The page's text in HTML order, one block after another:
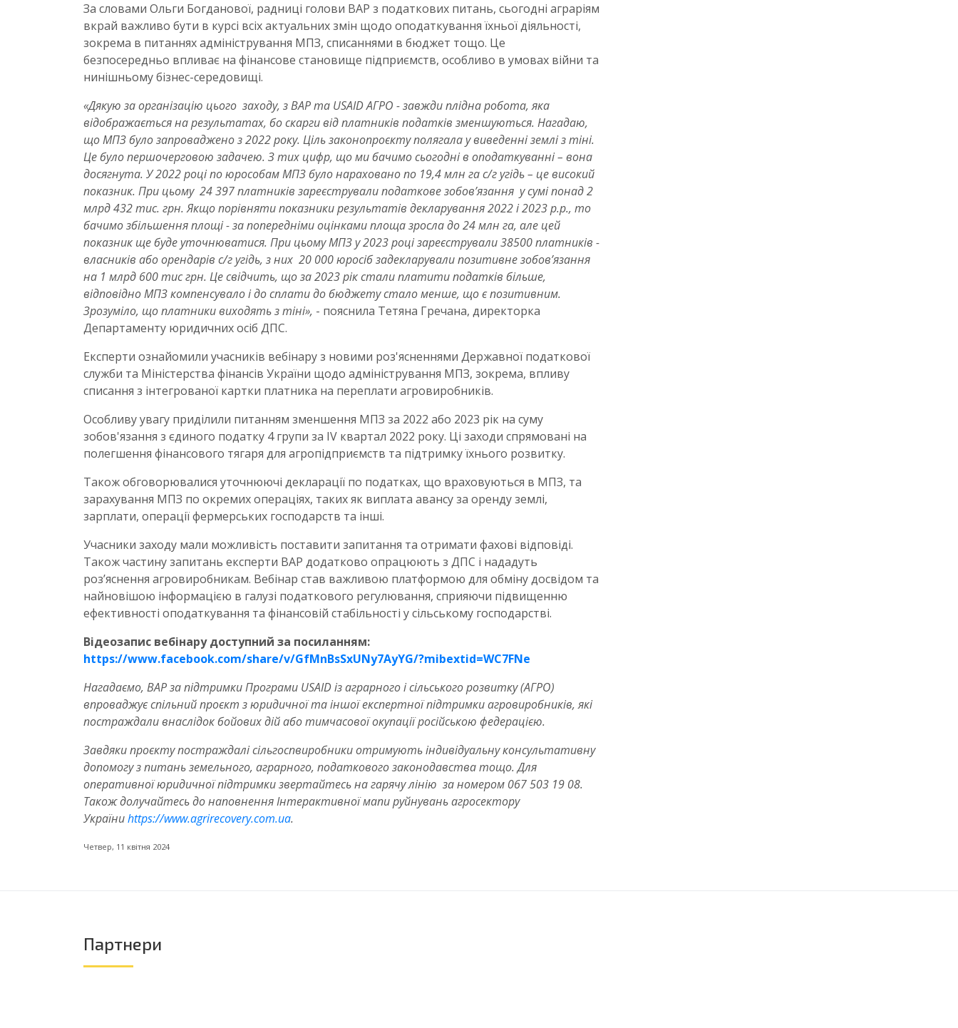
За словами Ольги Богданової, радниці голови ВАР з податкових питань, сьогодні аграріям
вкрай важливо бути в курсі всіх актуальних змін щодо оподаткування їхньої діяльності,
зокрема в питаннях адміністрування МПЗ, списаннями в бюджет тощо. Це
безпосередньо впливає на фінансове становище підприємств, особливо в умовах війни та
нинішньому бізнес-середовищі.
«Дякую за організацію цього заходу, з ВАР та USAID АГРО - завжди плідна робота, яка
відображається на результатах, бо скарги від платників податків зменшуються. Нагадаю,
що МПЗ було запроваджено з 2022 року. Ціль законопроєкту полягала у виведенні землі з тіні.
Це було першочерговою задачею. З тих цифр, що ми бачимо сьогодні в оподаткуванні – вона
досягнута. У 2022 році по юрособам МПЗ було нараховано по 19,4 млн га с/г угідь – це високий
показник. При цьому 24 397 платників зареєстрували податкове зобов’язання у сумі понад 2
млрд 432 тис. грн. Якщо порівняти показники результатів декларування 2022 і 2023 р.р., то
бачимо збільшення площі - за попередніми оцінками площа зросла до 24 млн га, але цей
показник ще буде уточнюватися. При цьому МПЗ у 2023 році зареєстрували 38500 платників -
власників або орендарів с/г угідь, з них 20 000 юросіб задекларували позитивне зобов’язання
на 1 млрд 600 тис грн. Це свідчить, що за 2023 рік стали платити податків більше,
відповідно МПЗ компенсувало і до сплати до бюджету стало менше, що є позитивним.
Зрозуміло, що платники виходять з тіні», - пояснила Тетяна Гречана, директорка
Департаменту юридичних осіб ДПС.
Експерти ознайомили учасників вебінару з новими роз'ясненнями Державної податкової
служби та Міністерства фінансів України щодо адміністрування МПЗ, зокрема, впливу
списання з інтегрованої картки платника на переплати агровиробників.
Особливу увагу приділили питанням зменшення МПЗ за 2022 або 2023 рік на суму
зобов'язання з єдиного податку 4 групи за IV квартал 2022 року. Ці заходи спрямовані на
полегшення фінансового тягаря для агропідприємств та підтримку їхнього розвитку.
Також обговорювалися уточнюючі декларації по податках, що враховуються в МПЗ, та
зарахування МПЗ по окремих операціях, таких як виплата авансу за оренду землі,
зарплати, операції фермерських господарств та інші.
Учасники заходу мали можливість поставити запитання та отримати фахові відповіді.
Також частину запитань експерти ВАР додатково опрацюють з ДПС і нададуть
роз’яснення агровиробникам. Вебінар став важливою платформою для обміну досвідом та
найновішою інформацією в галузі податкового регулювання, сприяючи підвищенню
ефективності оподаткування та фінансовій стабільності у сільському господарстві.
Відеозапис вебінару доступний за посиланням:
https://www.facebook.com/share/v/GfMnBsSxUNy7AyYG/?mibextid=WC7FNe
Нагадаємо, ВАР за підтримки Програми USAID із аграрного і сільського розвитку (АГРО)
впроваджує спільний проєкт з юридичної та іншої експертної підтримки агровиробників, які
постраждали внаслідок бойових дій або тимчасової окупації російською федерацією.
Завдяки проєкту постраждалі сільгоспвиробники отримують індивідуальну консультативну
допомогу з питань земельного, аграрного, податкового законодавства тощо. Для
оперативної юридичної підтримки звертайтесь на гарячу лінію за номером 067 503 19 08.
Також долучайтесь до наповнення Інтерактивної мапи руйнувань агросектору
Україниhttps://www.agrirecovery.com.ua.
Четвер, 11 квітня 2024
Партнери